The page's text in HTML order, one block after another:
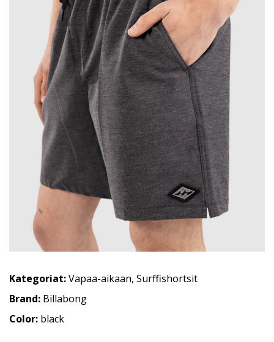
Kategoriat:Vapaa-aikaan, Surffishortsit
Brand: Billabong
Color: black